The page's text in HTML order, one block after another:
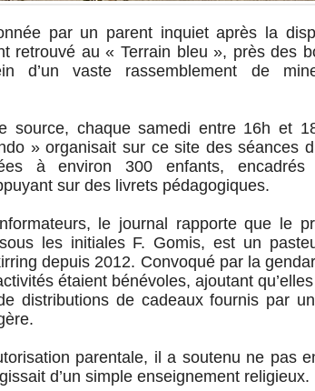
par un parent inquiet après la
retrouvé au « Terrain bleu », près des
d’un vaste rassemblement de
source, chaque samedi entre 16h et
» organisait sur ce site des séances
à environ 300 enfants, encadrés
sur des livrets pédagogiques.
le journal rapporte que le
les initiales F. Gomis, est un
depuis 2012. Convoqué par la
étaient bénévoles, ajoutant
distributions de cadeaux fournis par
parentale, il a soutenu ne pas
d’un simple enseignement religieux.